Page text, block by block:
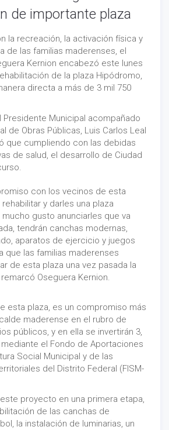
de importante plaza
la recreación, la activación física y
de las familias maderenses, el
Kernion encabezó este lunes
de la plaza Hipódromo,
directa a más de 3 mil 750
Presidente Municipal acompañado
de Obras Públicas, Luis Carlos Leal
que cumpliendo con las debidas
de salud, el desarrollo de Ciudad
con los vecinos de esta
y darles una plaza
mucho gusto anunciarles que va
tendrán canchas modernas,
aparatos de ejercicio y juegos
que las familias maderenses
de esta plaza una vez pasada la
Oseguera Kernion.
esta plaza, es un compromiso más
maderense en el rubro de
públicos, y en ella se invertirán 3,
mediante el Fondo de Aportaciones
Social Municipal y de las
del Distrito Federal (FISM-
proyecto en una primera etapa,
de las canchas de
la instalación de luminarias, un